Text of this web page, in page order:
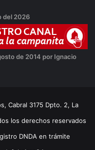
del 2026
de 2014 por Ignacio
Cabral 3175 Dpto. 2, La
los derechos reservados
DNDA en trámite